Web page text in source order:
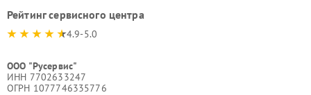
Рейтинг сервисного центра
4.9-5.0
ООО "Русервис"
ИНН 7702633247
ОГРН 1077746335776